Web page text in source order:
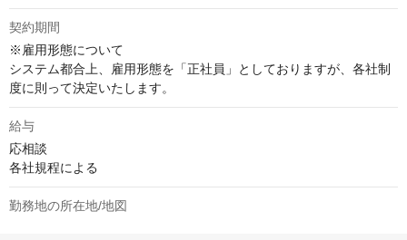
契約期間
※雇用形態について
システム都合上、雇用形態を「正社員」としておりますが、各社制
度に則って決定いたします。
給与
応相談
各社規程による
勤務地の所在地/地図